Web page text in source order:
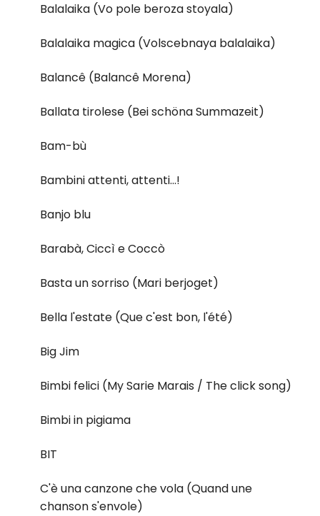
Balalaika (Vo pole beroza stoyala)
Balalaika magica (Volscebnaya balalaika)
Balancê (Balancê Morena)
Ballata tirolese (Bei schöna Summazeit)
Bam-bù
Bambini attenti, attenti...!
Banjo blu
Barabà, Ciccì e Coccò
Basta un sorriso (Mari berjoget)
Bella l'estate (Que c'est bon, l'été)
Big Jim
Bimbi felici (My Sarie Marais / The click song)
Bimbi in pigiama
BIT
C'è una canzone che vola (Quand une
chanson s'envole)